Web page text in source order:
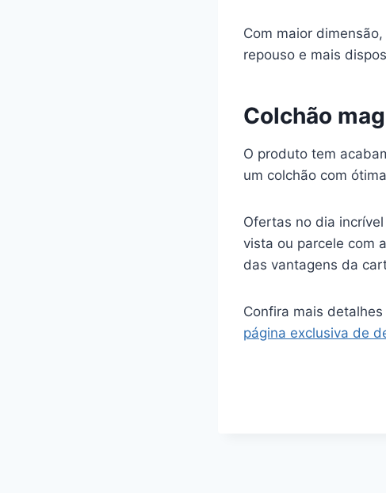
Com maior
repouso e mais
Colchão
O produto tem
um colchão com
Ofertas no dia
vista ou parcele com
das vantagens da
Confira mais
página exclusiva de